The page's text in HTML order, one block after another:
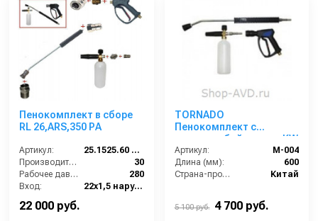
Пенокомплект в сборе
RL 26,ARS,350 РА
Артикул:
25.1525.60 ZINC LANCE BC
Производительность (л/мин):
30
Рабочее давление (бар):
280
Вход:
22х1,5 наружняя резьба
22 000 руб.
TORNADO
Пенокомплект с
длинным байонетом KW
латунь 600 мм
Артикул:
M-004
Длина (мм):
600
Страна-производитель:
Китай
5 100 руб. 4 700 руб.